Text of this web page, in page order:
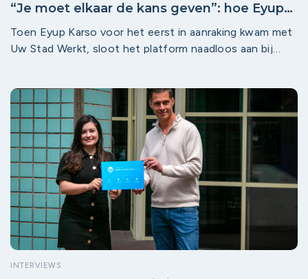
“Je moet elkaar de kans geven”: hoe Eyup
inclusie
Toen Eyup Karso voor het eerst in aanraking kwam met
Uw Stad Werkt, sloot het platform naadloos aan bij
gaat er niet om dat je iemand een plek geeft,” zegt hij.
“Het gaat erom dat je elkaar de kans geeft.” Die inzet
past bij de bredere rol die Rabobank speelt als partner
en initiatiefnemer in meerdere steden van het platform.
INTERVIEWS